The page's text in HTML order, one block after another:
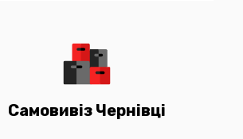
Самовивіз Чернівці